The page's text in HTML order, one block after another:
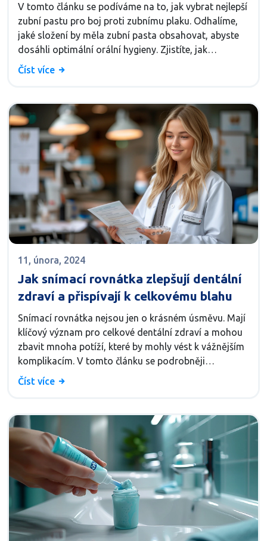
V tomto článku se podíváme na to, jak vybrat nejlepší
zubní pastu pro boj proti zubnímu plaku. Odhalíme,
jaké složení by měla zubní pasta obsahovat, abyste
dosáhli optimální orální hygieny. Zjistíte, jak
rozpoznat efektivní produkty a jaké jsou nejnovější
může předcházet mnoha dentálním problémům.
Číst více
11, února, 2024
Jak snímací rovnátka zlepšují dentální
zdraví a přispívají k celkovému blahu
Snímací rovnátka nejsou jen o krásném úsměvu. Mají
klíčový význam pro celkové dentální zdraví a mohou
zbavit mnoha potíží, které by mohly vést k vážnějším
komplikacím. V tomto článku se podrobněji
podíváme na to, jak snímací rovnátka fungují, jaké
Číst více